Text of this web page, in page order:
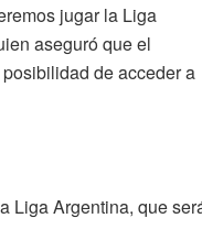
jugar la Liga
aseguró que el
de acceder a
Liga Argentina, que